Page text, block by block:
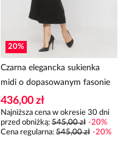
20%
Czarna elegancka sukienka
midi o dopasowanym fasonie
436,00 zł
Najniższa cena w okresie 30 dni
przed obniżką: 545,00 zł -20%
Cena regularna: 545,00 zł -20%